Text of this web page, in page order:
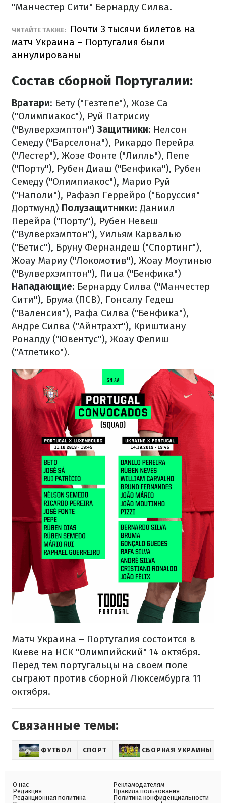
"Манчестер Сити" Бернарду Силва.
ЧИТАЙТЕ ТАКЖЕ:
Почти 3 тысячи билетов на
матч Украина – Португалия были
аннулированы
Состав сборной Португалии:
Вратари: Бету ("Гезтепе"), Жозе Са
("Олимпиакос"), Руй Патрисиу
("Вулверхэмптон") Защитники: Нелсон
Семеду ("Барселона"), Рикардо Перейра
("Лестер"), Жозе Фонте ("Лилль"), Пепе
("Порту"), Рубен Диаш ("Бенфика"), Рубен
Семеду ("Олимпиакос"), Марио Руй
("Наполи"), Рафаэл Геррейро ("Боруссия"
Дортмунд) Полузащитники: Даниил
Перейра ("Порту"), Рубен Невеш
("Вулверхэмптон"), Уильям Карвалью
("Бетис"), Бруну Фернандеш ("Спортинг"),
Жоау Мариу ("Локомотив"), Жоау Моутинью
("Вулверхэмптон"), Пица ("Бенфика")
Нападающие: Бернарду Силва ("Манчестер
Сити"), Брума (ПСВ), Гонсалу Гедеш
("Валенсия"), Рафа Силва ("Бенфика"),
Андре Силва ("Айнтрахт"), Криштиану
Роналду ("Ювентус"), Жоау Фелиш
("Атлетико").
Матч Украина – Португалия состоится в
Киеве на НСК "Олимпийский" 14 октября.
Перед тем португальцы на своем поле
сыграют против сборной Люксембурга 11
октября.
Связанные темы:
ФУТБОЛ СПОРТ СБОРНАЯ УКРАИНЫ
О нас
Редакция
Редакционная политика
Рекламодателям
Правила пользования
Политика конфиденциальности